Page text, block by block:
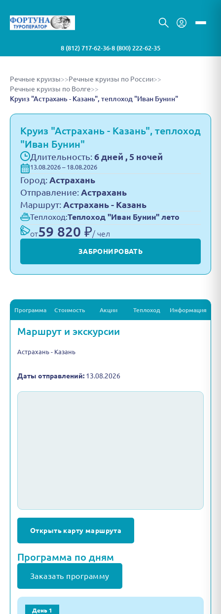
8 (812) 717-62-36•8 (800) 222-62-35
Речные круизы>>Речные круизы по России>>
Речные круизы по Волге>>
Круиз "Астрахань - Казань", теплоход "Иван Бунин"
Круиз "Астрахань - Казань", теплоход
"Иван Бунин"
Длительность: 6 дней , 5 ночей
13.08.2026 – 18.08.2026
Город: Астрахань
Отправление: Астрахань
Маршрут: Астрахань - Казань
Теплоход:Теплоход "Иван Бунин" лето
от59 820 ₽/ чел
ЗАБРОНИРОВАТЬ
Программа Стоимость Акции Теплоход Информация
Маршрут и экскурсии
Астрахань - Казань
Даты отправлений: 13.08.2026
Открыть карту маршрута
Программа по дням
Заказать программу
День 1